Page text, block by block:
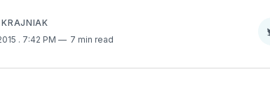
. 7:42 PM 7 min read